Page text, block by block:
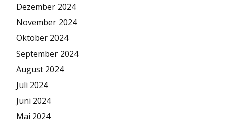
Dezember 2024
November 2024
Oktober 2024
September 2024
August 2024
Juli 2024
Juni 2024
Mai 2024